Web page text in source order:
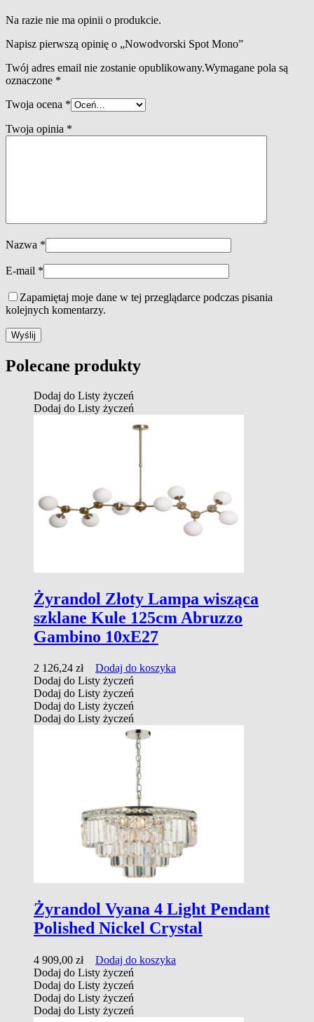
Na razie nie ma opinii o produkcie.
Napisz pierwszą opinię o „Nowodvorski Spot Mono”
Twój adres email nie zostanie opublikowany.Wymagane pola są
oznaczone *
Twoja ocena *
Twoja opinia *
Nazwa *
E-mail *
Zapamiętaj moje dane w tej przeglądarce podczas pisania
kolejnych komentarzy.
Polecane produkty
Dodaj do Listy życzeń
Dodaj do Listy życzeń
Żyrandol Złoty Lampa wisząca
szklane Kule 125cm Abruzzo
Gambino 10xE27
2 126,24 zł
Dodaj do koszyka
Dodaj do Listy życzeń
Dodaj do Listy życzeń
Dodaj do Listy życzeń
Dodaj do Listy życzeń
Żyrandol Vyana 4 Light Pendant
Polished Nickel Crystal
4 909,00 zł
Dodaj do koszyka
Dodaj do Listy życzeń
Dodaj do Listy życzeń
Dodaj do Listy życzeń
Dodaj do Listy życzeń